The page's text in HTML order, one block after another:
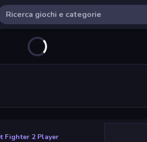
Fighter 2 Player